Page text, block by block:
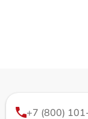
+7 (800)